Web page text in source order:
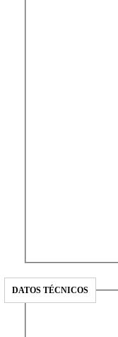
DATOS TÉCNICOS